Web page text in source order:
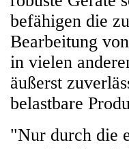
befähigen die
Bearbeitung
in vielen
äußerst
belastbare
"Nur durch die